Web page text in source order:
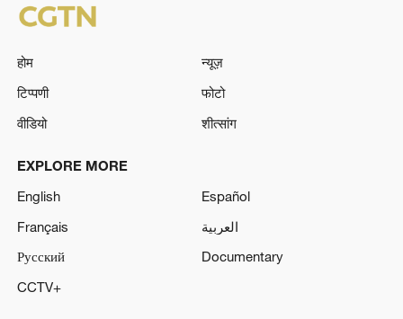
होम
न्यूज़
टिप्पणी
फोटो
वीडियो
शीत्सांग
EXPLORE MORE
English
Español
Français
العربية
Русский
Documentary
CCTV+